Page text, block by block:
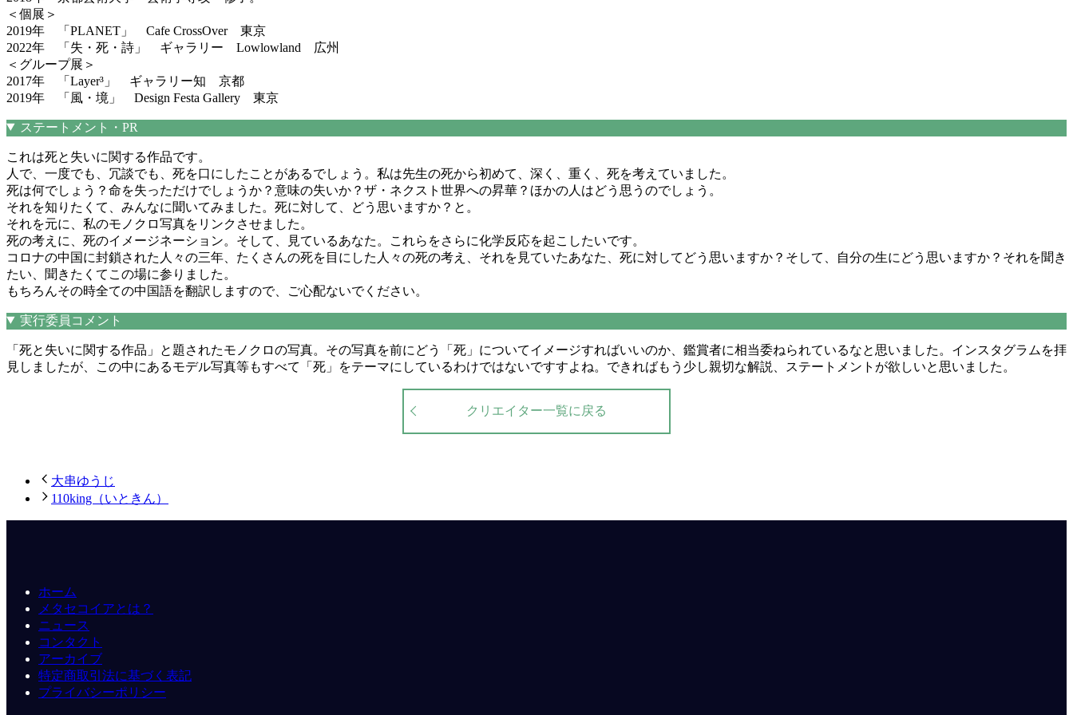
＜個展＞
2019年 「PLANET」 Cafe CrossOver 東京
2022年 「失・死・詩」 ギャラリー Lowlowland 広州
＜グループ展＞
2017年 「Layer³」 ギャラリー知 京都
2019年 「風・境」 Design Festa Gallery 東京
ステートメント・PR
これは死と失いに関する作品です。
人で、一度でも、冗談でも、死を口にしたことがあるでしょう。私は先生の死から初めて、深く、重く、死を考えていました。
死は何でしょう？命を失っただけでしょうか？意味の失いか？ザ・ネクスト世界への昇華？ほかの人はどう思うのでしょう。
それを知りたくて、みんなに聞いてみました。死に対して、どう思いますか？と。
それを元に、私のモノクロ写真をリンクさせました。
死の考えに、死のイメージネーション。そして、見ているあなた。これらをさらに化学反応を起こしたいです。
コロナの中国に封鎖された人々の三年、たくさんの死を目にした人々の死の考え、それを見ていたあなた、死に対してどう思いますか？そして、自分の生にどう思いますか？それを聞き
たい、聞きたくてこの場に参りました。
もちろんその時全ての中国語を翻訳しますので、ご心配ないでください。
実行委員コメント
「死と失いに関する作品」と題されたモノクロの写真。その写真を前にどう「死」についてイメージすればいいのか、鑑賞者に相当委ねられているなと思いました。インスタグラムを拝
見しましたが、この中にあるモデル写真等もすべて「死」をテーマにしているわけではないですすよね。できればもう少し親切な解説、ステートメントが欲しいと思いました。
クリエイター一覧に戻る
大串ゆうじ
110king（いときん）
ホーム
メタセコイアとは？
ニュース
コンタクト
アーカイブ
特定商取引法に基づく表記
プライバシーポリシー